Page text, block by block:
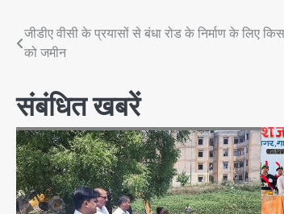
Post
navigation
जीडीए वीसी के प्रयासों से बंधा रोड के निर्माण के लिए
को जमीन
संबंधित खबरें